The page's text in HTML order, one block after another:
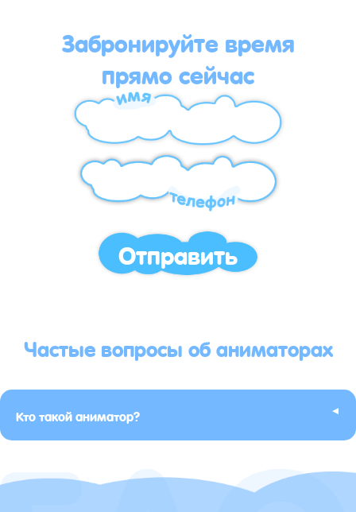
Забронируйте время
прямо сейчас
Отправить
Частые вопросы об аниматорах
Кто такой аниматор? ▸